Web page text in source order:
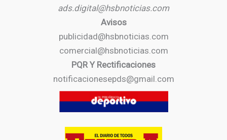
ads.digital@hsbnoticias.com
Avisos
publicidad@hsbnoticias.com
comercial@hsbnoticias.com
PQR Y Rectificaciones
notificacionesepds@gmail.com